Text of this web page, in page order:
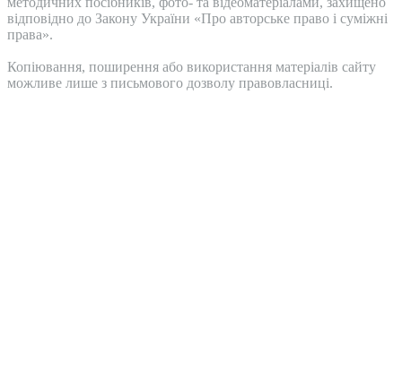
відповідно до Закону України «Про авторське право і суміжні
права».
Копіювання, поширення або використання матеріалів сайту
можливе лише з письмового дозволу правовласниці.